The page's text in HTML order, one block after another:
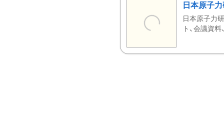
日本原子
日本原子力
ト、会議資